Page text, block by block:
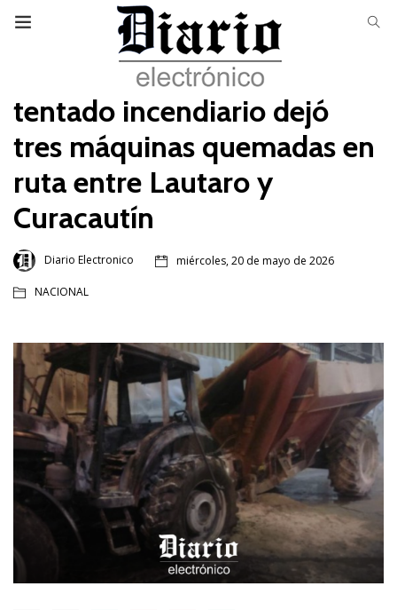
tentado incendiario dejó
tres máquinas quemadas en
ruta entre Lautaro y
Curacautín
Diario Electronico miércoles, 20 de mayo de 2026
NACIONAL